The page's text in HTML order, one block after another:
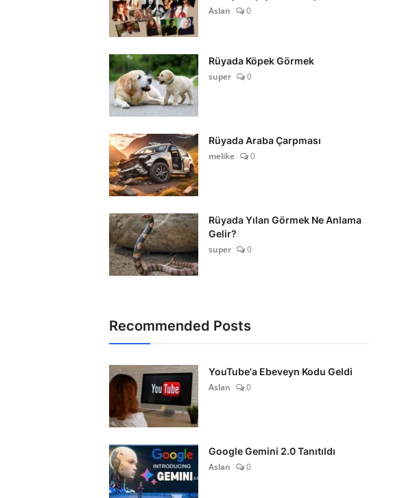
Aslan
0
Rüyada Köpek Görmek
super
0
Rüyada Araba Çarpması
melike
0
Rüyada Yılan Görmek Ne Anlama
Gelir?
super
0
Recommended Posts
YouTube'a Ebeveyn Kodu Geldi
Aslan
0
Google Gemini 2.0 Tanıtıldı
Aslan
0